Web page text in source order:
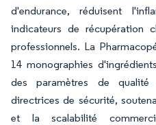
d'endurance, réduisent
indicateurs de récupération
professionnels. La
14 monographies
des paramètres de
directrices de sécurité,
et la scalabilité